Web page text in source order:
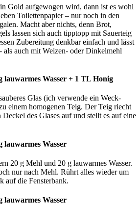
Gold aufgewogen wird, dann ist es wohl
Toilettenpapier – nur noch in den
Macht aber nichts, denn Brot,
lassen sich auch tipptopp mit Sauerteig
Zubereitung denkbar einfach und lässt
als auch mit Weizen- oder Dinkelmehl
lauwarmes Wasser + 1 TL Honig
Glas (ich verwende ein Weck-
einem homogenen Teig. Der Teig riecht
des Glases auf und stellt es auf eine
lauwarmes Wasser
20 g Mehl und 20 g lauwarmes Wasser.
nur nach Mehl. Rührt alles wieder um
auf die Fensterbank.
lauwarmes Wasser